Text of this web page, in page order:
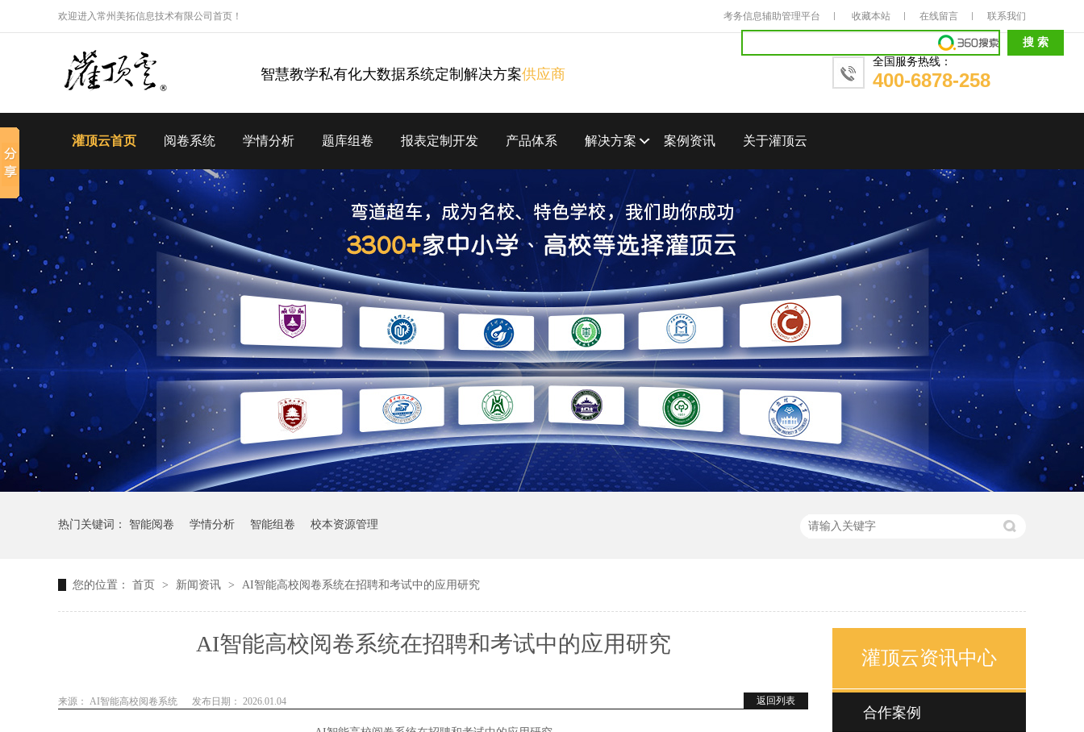
考务信息辅助管理平台 收藏本站 在线留言 联系我们
欢迎进入常州美拓信息技术有限公司首页！
智慧教学私有化大数据系统定制解决方案供应商
全国服务热线：
400-6878-258
灌顶云首页 阅卷系统 学情分析 题库组卷 报表定制开发 产品体系 解决方案 案例资讯 关于灌顶云
热门关键词： 智能阅卷 学情分析 智能组卷 校本资源管理
您的位置： 首页 > 新闻资讯 > AI智能高校阅卷系统在招聘和考试中的应用研究
AI智能高校阅卷系统在招聘和考试中的应用研究
返回列表
来源： AI智能高校阅卷系统 发布日期： 2026.01.04
灌顶云资讯中心
合作案例